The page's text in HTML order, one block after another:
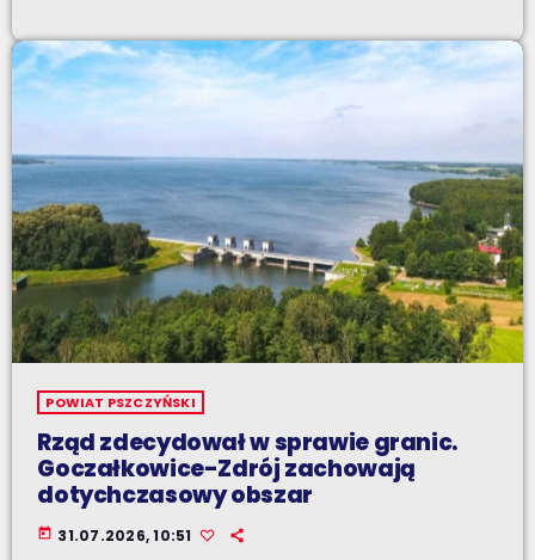
POWIAT PSZCZYŃSKI
Rząd zdecydował w sprawie granic.
Goczałkowice-Zdrój zachowają
dotychczasowy obszar
today 31.07.2026, 10:51